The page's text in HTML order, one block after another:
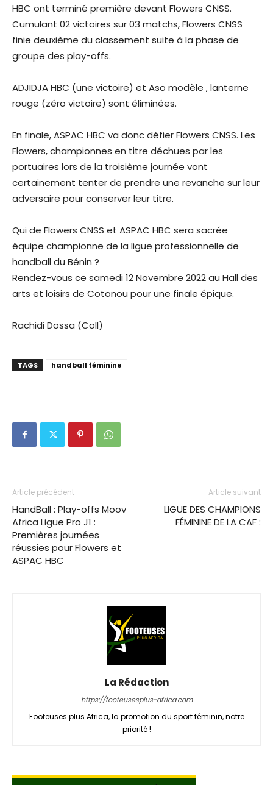
HBC ont terminé première devant Flowers CNSS.
Cumulant 02 victoires sur 03 matchs, Flowers CNSS
finie deuxième du classement suite à la phase de
groupe des play-offs.
ADJIDJA HBC (une victoire) et Aso modèle , lanterne
rouge (zéro victoire) sont éliminées.
En finale, ASPAC HBC va donc défier Flowers CNSS. Les
Flowers, championnes en titre déchues par les
portuaires lors de la troisième journée vont
certainement tenter de prendre une revanche sur leur
adversaire pour conserver leur titre.
Qui de Flowers CNSS et ASPAC HBC sera sacrée
équipe championne de la ligue professionnelle de
handball du Bénin ?
Rendez-vous ce samedi 12 Novembre 2022 au Hall des
arts et loisirs de Cotonou pour une finale épique.
Rachidi Dossa (Coll)
TAGS handball féminine
Article précédent
HandBall : Play-offs Moov
Africa Ligue Pro J1 :
Premières journées
réussies pour Flowers et
ASPAC HBC
Article suivant
LIGUE DES CHAMPIONS
FÉMININE DE LA CAF :
La Rédaction
https://footeusesplus-africa.com
Footeuses plus Africa, la promotion du sport féminin, notre
priorité !